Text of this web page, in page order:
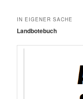
IN EIGENER SACHE
Landbotebuch